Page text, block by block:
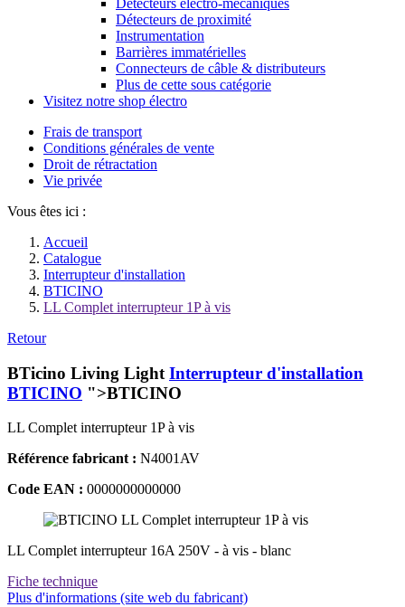
Détecteurs de proximité
Instrumentation
Barrières immatérielles
Connecteurs de câble & distributeurs
Plus de cette sous catégorie
Visitez notre shop électro
Frais de transport
Conditions générales de vente
Droit de rétractation
Vie privée
Vous êtes ici :
Accueil
Catalogue
Interrupteur d'installation
BTICINO
LL Complet interrupteur 1P à vis
Retour
BTicino Living Light Interrupteur d'installation
BTICINO ">BTICINO
LL Complet interrupteur 1P à vis
Référence fabricant : N4001AV
Code EAN : 0000000000000
LL Complet interrupteur 16A 250V - à vis - blanc
Fiche technique
Plus d'informations (site web du fabricant)